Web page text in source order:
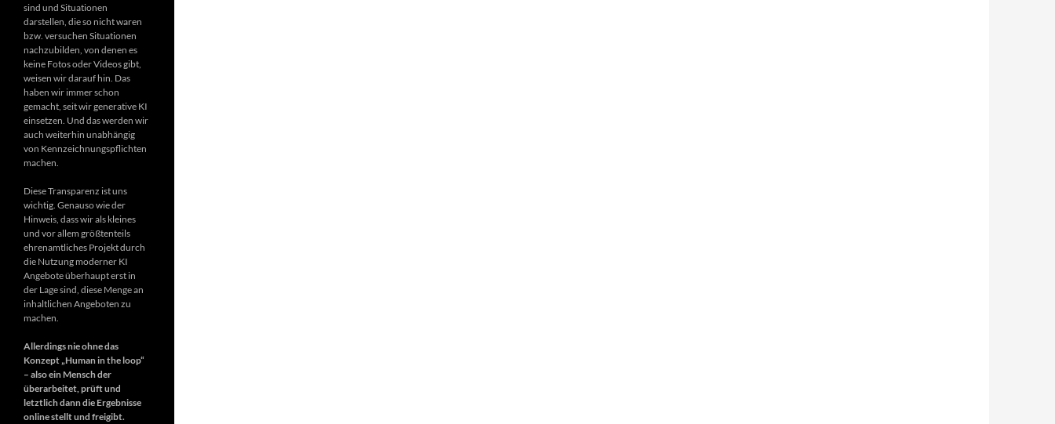
sind und Situationen
darstellen, die so nicht waren
bzw. versuchen Situationen
nachzubilden, von denen es
keine Fotos oder Videos gibt,
weisen wir darauf hin. Das
haben wir immer schon
gemacht, seit wir generative KI
einsetzen. Und das werden wir
auch weiterhin unabhängig
von Kennzeichnungspflichten
machen.
Diese Transparenz ist uns
wichtig. Genauso wie der
Hinweis, dass wir als kleines
und vor allem größtenteils
ehrenamtliches Projekt durch
die Nutzung moderner KI
Angebote überhaupt erst in
der Lage sind, diese Menge an
inhaltlichen Angeboten zu
machen.
Allerdings nie ohne das
Konzept „Human in the loop“
– also ein Mensch der
überarbeitet, prüft und
letztlich dann die Ergebnisse
online stellt und freigibt.